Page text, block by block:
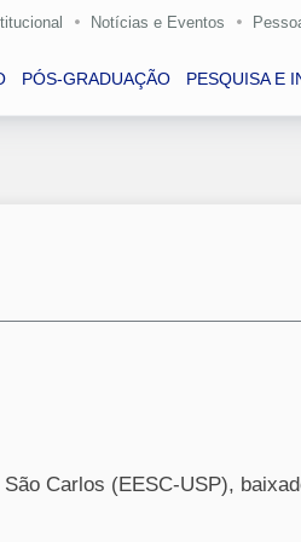
Notícias e Eventos
PÓS-GRADUAÇÃO PESQUISA E
Carlos (EESC-USP),